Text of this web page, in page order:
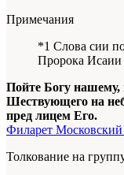
Примечания
*1 Слова сии
Пророка Исаии
Пойте Богу нашему,
Шествующего на
пред лицем Его.
Филарет Московский
Толкование на